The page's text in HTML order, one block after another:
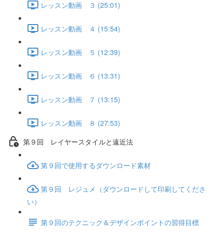
レッスン動画 ３ (25:01)
レッスン動画 ４ (15:54)
レッスン動画 ５ (12:39)
レッスン動画 ６ (13:31)
レッスン動画 ７ (13:15)
レッスン動画 ８ (27:53)
第９回 レイヤースタイルと遠近法
第９回で使用するダウンロード素材
第９回 レジュメ（ダウンロードして印刷してくださ
い）
第９回のテクニック＆デザインポイントの習得目標